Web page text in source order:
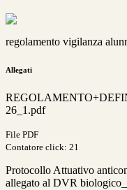
regolamento vigilanza
Allegati
26_1.pdf
File PDF
Contatore click: 21
Protocollo Attuativo
allegato al DVR